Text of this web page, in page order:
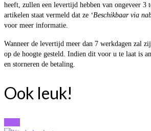
heeft, zullen een levertijd hebben van ongeveer 3
artikelen staat vermeld dat ze ‘Beschikbaar via
voor meer informatie.
Wanneer de levertijd meer dan 7 werkdagen zal
op de hoogte gesteld. Indien dit voor u te laat is
en storneren de betaling.
Ook leuk!